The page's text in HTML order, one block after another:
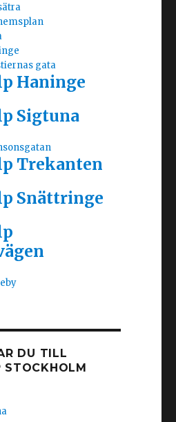
gata
Haninge
Sigtuna
Trekanten
Snättringe
DU TILL
STOCKHOLM